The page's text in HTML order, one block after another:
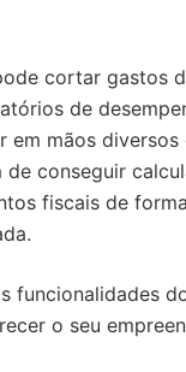
cortar gastos
de
em mãos diversos
de conseguir
fiscais de
funcionalidades
o seu